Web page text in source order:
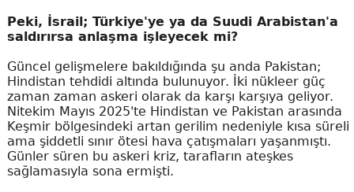
Peki, İsrail; Türkiye'ye ya da Suudi Arabistan'a
saldırırsa anlaşma işleyecek mi?
Güncel gelişmelere bakıldığında şu anda Pakistan;
Hindistan tehdidi altında bulunuyor. İki nükleer güç
zaman zaman askeri olarak da karşı karşıya geliyor.
Nitekim Mayıs 2025'te Hindistan ve Pakistan arasında
Keşmir bölgesindeki artan gerilim nedeniyle kısa süreli
ama şiddetli sınır ötesi hava çatışmaları yaşanmıştı.
Günler süren bu askeri kriz, tarafların ateşkes
sağlamasıyla sona ermişti.